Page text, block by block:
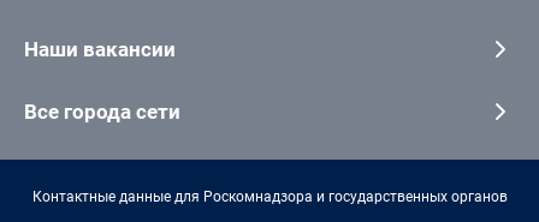
Наши вакансии
Все города сети
Контактные данные для Роскомнадзора и государственных органов